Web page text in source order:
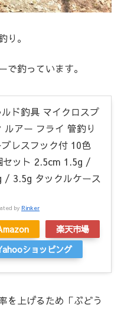
り。
釣っています。
ルド釣具 マイクロスプ
ルアー フライ 管釣り
レスフック付 10色
セット 2.5cm 1.5g /
/ 3.5g タックルケース
by Rinker
楽天市場
ショッピング
を上げるため「ぶどう